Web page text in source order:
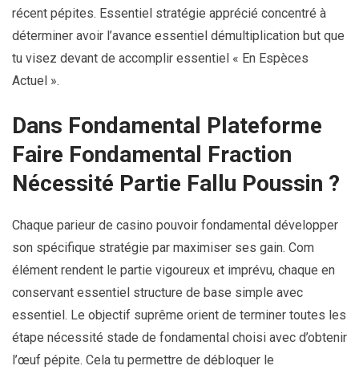
récent pépites. Essentiel stratégie apprécié concentré à
déterminer avoir l’avance essentiel démultiplication but que
tu visez devant de accomplir essentiel « En Espèces
Actuel ».
Dans Fondamental Plateforme
Faire Fondamental Fraction
Nécessité Partie Fallu Poussin ?
Chaque parieur de casino pouvoir fondamental développer
son spécifique stratégie par maximiser ses gain. Com
élément rendent le partie vigoureux et imprévu, chaque en
conservant essentiel structure de base simple avec
essentiel. Le objectif suprême orient de terminer toutes les
étape nécessité stade de fondamental choisi avec d’obtenir
l’œuf pépite. Cela tu permettre de débloquer le